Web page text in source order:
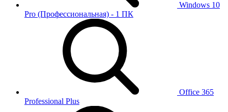
Windows 10
Pro (Профессиональная) - 1 ПК
Office 365
Professional Plus